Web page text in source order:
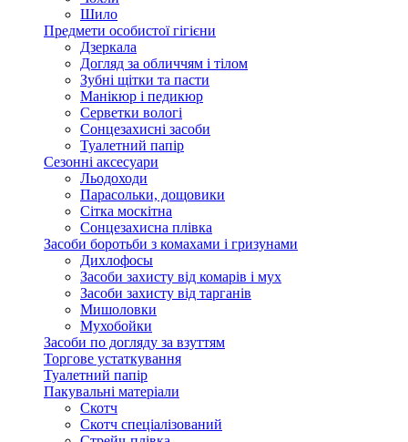
Шило
Предмети особистої гігієни
Дзеркала
Догляд за обличчям і тілом
Зубні щітки та пасти
Манікюр і педикюр
Серветки вологі
Сонцезахисні засоби
Туалетний папір
Сезонні аксесуари
Льодоходи
Парасольки, дощовики
Сітка москітна
Сонцезахисна плівка
Засоби боротьби з комахами і гризунами
Дихлофосы
Засоби захисту від комарів і мух
Засоби захисту від тарганів
Мишоловки
Мухобойки
Засоби по догляду за взуттям
Торгове устаткування
Туалетний папір
Пакувальні матеріали
Скотч
Скотч спеціалізований